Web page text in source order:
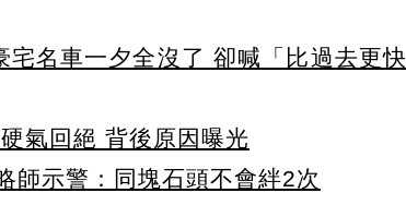
名車一夕全沒了 卻喊「比過去更快
氣回絕 背後原因曝光
師示警：同塊石頭不會絆2次